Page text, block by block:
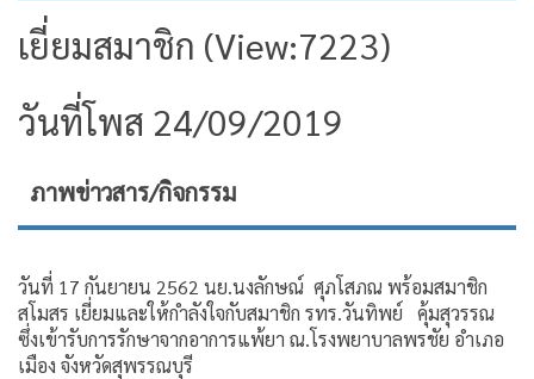
เยี่ยมสมาชิก (View:7223)
วันที่โพส 24/09/2019
ภาพข่าวสาร/กิจกรรม
วันที่ 17 กันยายน 2562 นย.นงลักษณ์ ศุภโสภณ พร้อมสมาชิก
สโมสร เยี่ยมและให้กำลังใจกับสมาชิก รทร.วันทิพย์ คุ้มสุวรรณ
ซึ่งเข้ารับการรักษาจากอาการแพ้ยา ณ.โรงพยาบาลพรชัย อำเภอ
เมือง จังหวัดสุพรรณบุรี